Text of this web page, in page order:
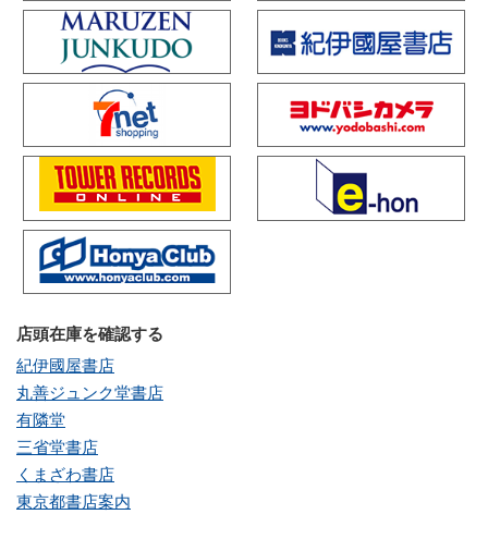
店頭在庫を確認する
紀伊國屋書店
丸善ジュンク堂書店
有隣堂
三省堂書店
くまざわ書店
東京都書店案内